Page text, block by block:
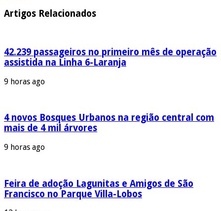
Artigos Relacionados
42.239 passageiros no primeiro mês de operação
assistida na Linha 6-Laranja
9 horas ago
4 novos Bosques Urbanos na região central com
mais de 4 mil árvores
9 horas ago
Feira de adoção Lagunitas e Amigos de São
Francisco no Parque Villa-Lobos